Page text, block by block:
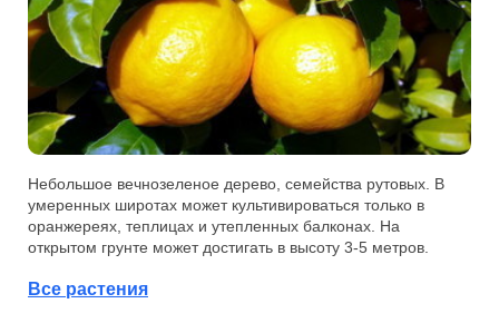
Небольшое вечнозеленое дерево, семейства рутовых. В
умеренных широтах может культивироваться только в
оранжереях, теплицах и утепленных балконах. На
открытом грунте может достигать в высоту 3-5 метров.
Все растения